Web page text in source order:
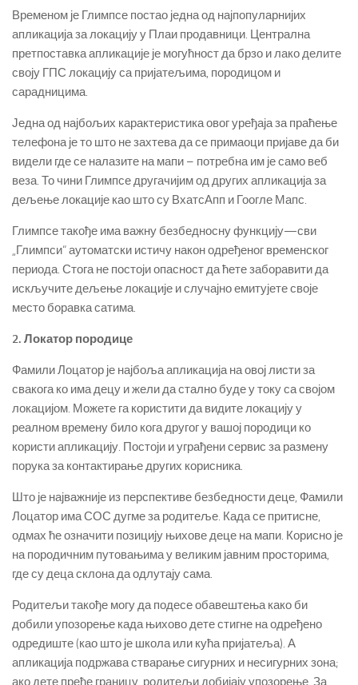
Временом је Глимпсе постао једна од најпопуларнијих
апликација за локацију у Плаи продавници. Централна
претпоставка апликације је могућност да брзо и лако делите
своју ГПС локацију са пријатељима, породицом и
сарадницима.
Једна од најбољих карактеристика овог уређаја за праћење
телефона је то што не захтева да се примаоци пријаве да би
видели где се налазите на мапи – потребна им је само веб
веза. То чини Глимпсе другачијим од других апликација за
дељење локације као што су ВхатсАпп и Гоогле Мапс.
Глимпсе такође има важну безбедносну функцију—сви
„Глимпси“ аутоматски истичу након одређеног временског
периода. Стога не постоји опасност да ћете заборавити да
искључите дељење локације и случајно емитујете своје
место боравка сатима.
2. Локатор породице
Фамили Лоцатор је најбоља апликација на овој листи за
свакога ко има децу и жели да стално буде у току са својом
локацијом. Можете га користити да видите локацију у
реалном времену било кога другог у вашој породици ко
користи апликацију. Постоји и уграђени сервис за размену
порука за контактирање других корисника.
Што је најважније из перспективе безбедности деце, Фамили
Лоцатор има СОС дугме за родитеље. Када се притисне,
одмах ће означити позицију њихове деце на мапи. Корисно је
на породичним путовањима у великим јавним просторима,
где су деца склона да одлутају сама.
Родитељи такође могу да подесе обавештења како би
добили упозорење када њихово дете стигне на одређено
одредиште (као што је школа или кућа пријатеља). А
апликација подржава стварање сигурних и несигурних зона;
ако дете пређе границу, родитељи добијају упозорење. За